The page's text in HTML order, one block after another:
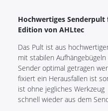
Hochwertiges Senderpult
Edition von AHLtec
Das Pult ist aus
mit stabilen
Sender optimal getragen
fixiert ein Herausfallen ist
ist ohne jegliches Werkzeug
schnell wieder aus dem